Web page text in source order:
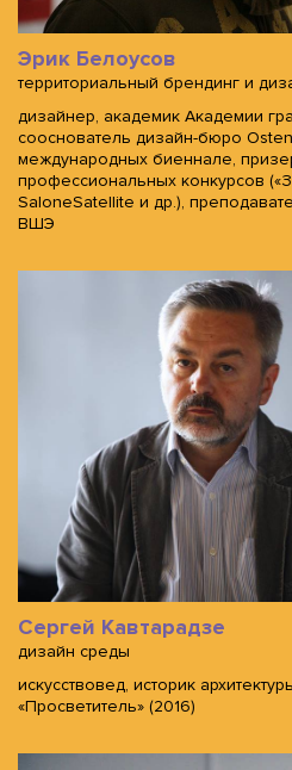
Эрик Белоусов
территориальный брендинг и
дизайнер, академик Академии
сооснователь дизайн-бюро
международных биеннале,
профессиональных конкурсов
SaloneSatellite и др.),
ВШЭ
Сергей Кавтарадзе
дизайн среды
искусствовед, историк
«Просветитель» (2016)